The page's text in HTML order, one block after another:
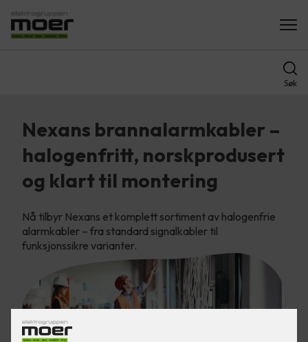
Søk
Nexans brannalarmkabler –
halogenfritt, norskprodusert
og klart til montering
Nå tilbyr Nexans et komplett sortiment av halogenfrie
alarmkabler – fra standard signalkabler til
funksjonssikre varianter.